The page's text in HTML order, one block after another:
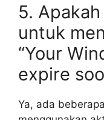
5.
untuk
“Your
expire
Ya, ada